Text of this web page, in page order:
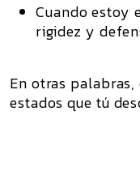
Cuando estoy
rigidez y
En otras
estados que tú